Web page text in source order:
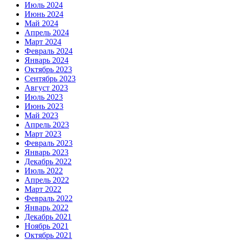
Июль 2024
Июнь 2024
Май 2024
Апрель 2024
Март 2024
Февраль 2024
Январь 2024
Октябрь 2023
Сентябрь 2023
Август 2023
Июль 2023
Июнь 2023
Май 2023
Апрель 2023
Март 2023
Февраль 2023
Январь 2023
Декабрь 2022
Июль 2022
Апрель 2022
Март 2022
Февраль 2022
Январь 2022
Декабрь 2021
Ноябрь 2021
Октябрь 2021